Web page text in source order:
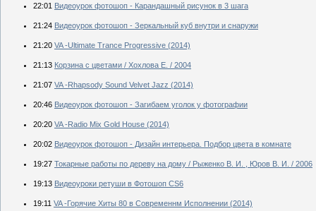
22:01 Видеоурок фотошоп - Карандашный рисунок в 3 шага
21:24 Видеоурок фотошоп - Зеркальный куб внутри и снаружи
21:20 VA -Ultimate Trance Progressive (2014)
21:13 Корзина с цветами / Хохлова Е. / 2004
21:07 VA -Rhapsody Sound Velvet Jazz (2014)
20:46 Видеоурок фотошоп - Загибаем уголок у фотографии
20:20 VA -Radio Mix Gold House (2014)
20:02 Видеоурок фотошоп - Дизайн интерьера. Подбор цвета в комнате
19:27 Токарные работы по дереву на дому / Рыженко В. И. , Юров В. И. / 2006
19:13 Видеоуроки ретуши в Фотошоп CS6
19:11 VA -Горячие Хиты 80 в Современнм Исполнении (2014)